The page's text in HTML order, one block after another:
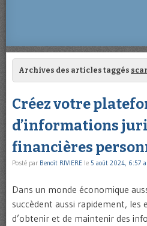
Archives des articles taggés
Créez votre
d’informations
financières
Posté par Benoît RIVIERE le 5 août 2024, 6:57
Dans un monde économique
succèdent aussi rapidement,
d’obtenir et de maintenir des